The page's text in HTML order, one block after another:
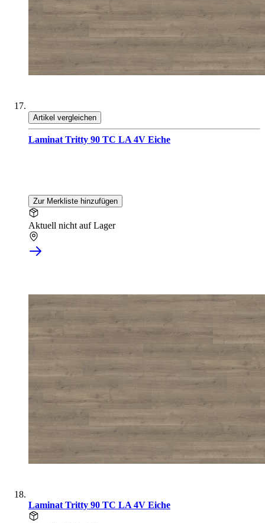
Artikel vergleichen
Laminat Tritty 90 TC LA 4V Eiche
Zur Merkliste hinzufügen
Aktuell nicht auf Lager
Laminat Tritty 90 TC LA 4V Eiche